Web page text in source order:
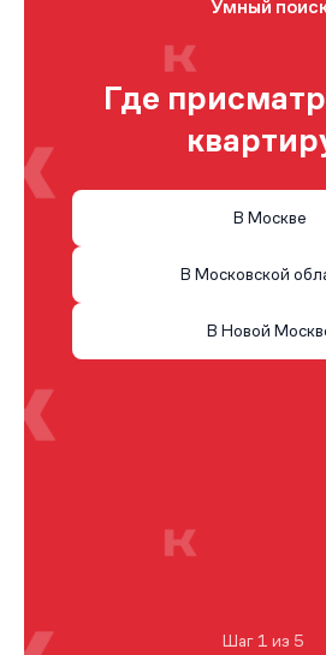
Умный
Где
В Москве
В Московской
В Новой
Шаг 1 из 5